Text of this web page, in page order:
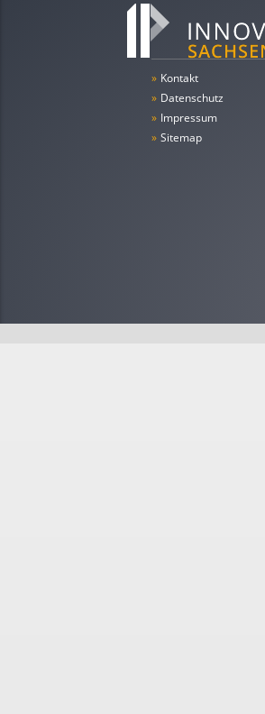
» Kontakt
» Datenschutz
» Impressum
» Sitemap